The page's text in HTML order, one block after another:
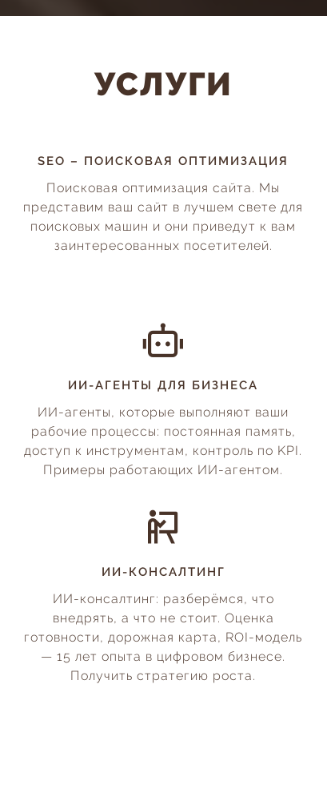
УСЛУГИ
SEO – ПОИСКОВАЯ ОПТИМИЗАЦИЯ
Поисковая оптимизация сайта. Мы
представим ваш сайт в лучшем свете для
поисковых машин и они приведут к вам
заинтересованных посетителей.
ИИ-АГЕНТЫ ДЛЯ БИЗНЕСА
ИИ-агенты, которые выполняют ваши
рабочие процессы: постоянная память,
доступ к инструментам, контроль по KPI.
Примеры работающих ИИ-агентом.
ИИ-КОНСАЛТИНГ
ИИ-консалтинг: разберёмся, что
внедрять, а что не стоит. Оценка
готовности, дорожная карта, ROI-модель
— 15 лет опыта в цифровом бизнесе.
Получить стратегию роста.